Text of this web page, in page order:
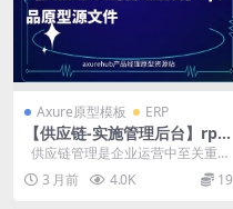
Axure原型模板 ERP
【供应链-实施管理后台】rp产
品原型源文件
供应链管理是企业运营中至关重要
的环节之一，它涉及到产品的采
购、生产...
3 月前 4.0K 19